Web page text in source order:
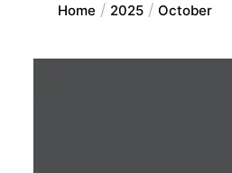
Home 2025 October